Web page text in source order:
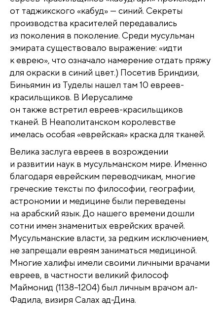
от таджикского «кабуд» — синий. Cекреты
производства красителей передавались
из поколения в поколение. Среди мусульман
эмирата существовало выражение: «идти
к еврею», что означало намерение отдать пряжу
для окраски в синий цвет.) Посетив Бриндизи,
Биньямин из Туделы нашел там 10 евреев-
красильщиков. В Иерусалиме
он также встретил евреев-красильщиков
тканей. В Неаполитанском королевстве
имелась особая «еврейская» краска для тканей.
Велика заслуга евреев в возрождении
и развитии наук в мусульманском мире. Именно
благодаря еврейским переводчикам, многие
греческие тексты по философии, географии,
астрономии и медицине были переведены
на арабский язык. До нашего времени дошли
сотни имен знаменитых еврейских врачей.
Мусульманские власти, за редким исключением,
не запрещали евреям заниматься медициной.
Многие халифы имели своими личными врачами
евреев, в частности великий философ
Маймонид (1138–1204) был личным врачом ал-
Фадила, визиря Салах ад-Дина.